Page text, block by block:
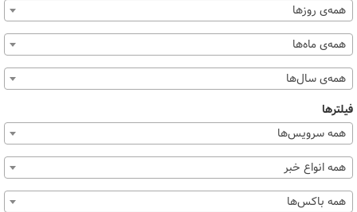
همه‌ی روزها
همه‌ی ماه‌ها
همه‌ی سال‌ها
فیلترها
همه سرویس‌ها
همه انواع خبر
همه باکس‌ها